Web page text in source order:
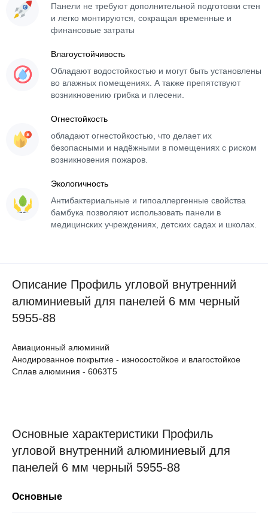
Панели не требуют дополнительной подготовки стен
и легко монтируются, сокращая временные и
финансовые затраты
Влагоустойчивость
Обладают водостойкостью и могут быть установлены
во влажных помещениях. А также препятствуют
возникновению грибка и плесени.
Огнестойкость
обладают огнестойкостью, что делает их
безопасными и надёжными в помещениях с риском
возникновения пожаров.
Экологичность
Антибактериальные и гипоаллергенные свойства
бамбука позволяют использовать панели в
медицинских учреждениях, детских садах и школах.
Описание Профиль угловой внутренний
алюминиевый для панелей 6 мм черный
5955-88
Авиационный алюминий
Анодированное покрытие - износостойкое и влагостойкое
Сплав алюминия - 6063Т5
Основные характеристики Профиль
угловой внутренний алюминиевый для
панелей 6 мм черный 5955-88
Основные